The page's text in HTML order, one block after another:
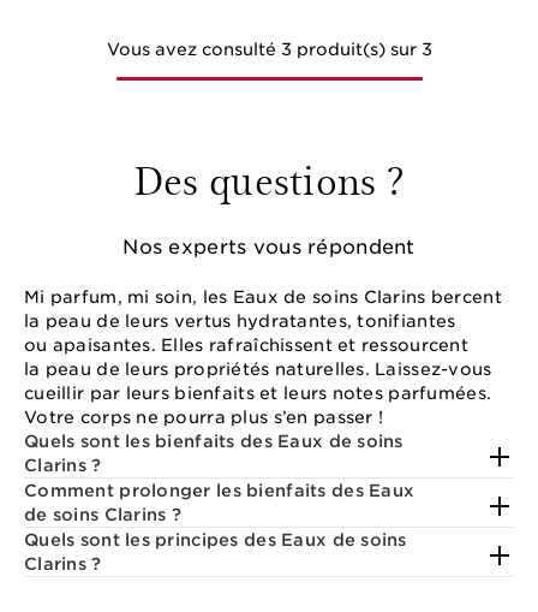
Vous avez consulté 3 produit(s) sur 3
Des questions ?
Nos experts vous répondent
Mi parfum, mi soin, les Eaux de soins Clarins bercent
la peau de leurs vertus hydratantes, tonifiantes
ou apaisantes. Elles rafraîchissent et ressourcent
la peau de leurs propriétés naturelles. Laissez-vous
cueillir par leurs bienfaits et leurs notes parfumées.
Votre corps ne pourra plus s’en passer !
Quels sont les bienfaits des Eaux de soins
Clarins ?
Comment prolonger les bienfaits des Eaux
de soins Clarins ?
Quels sont les principes des Eaux de soins
Clarins ?